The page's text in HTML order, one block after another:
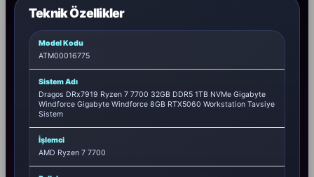
Teknik Özellikler
Model Kodu
ATM00016775
Sistem Adı
Dragos DRx7919 Ryzen 7 7700 32GB DDR5 1TB NVMe Gigabyte
Windforce Gigabyte Windforce 8GB RTX5060 Workstation Tavsiye
Sistem
İşlemci
AMD Ryzen 7 7700